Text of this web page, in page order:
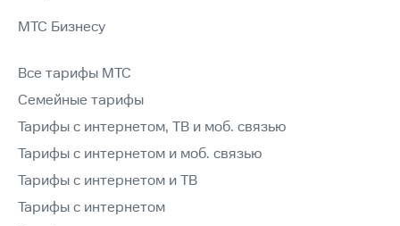
МТС Бизнесу
Все тарифы МТС
Семейные тарифы
Тарифы с интернетом, ТВ и моб. связью
Тарифы с интернетом и моб. связью
Тарифы с интернетом и ТВ
Тарифы с интернетом